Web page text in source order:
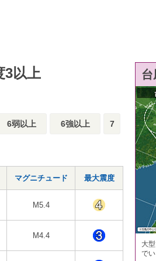
3以上
6弱以上 6強以上 7
マグニチュード 最大震度
M5.4
M4.4
大
で